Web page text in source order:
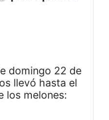
domingo 22 de
llevó hasta el
los melones: